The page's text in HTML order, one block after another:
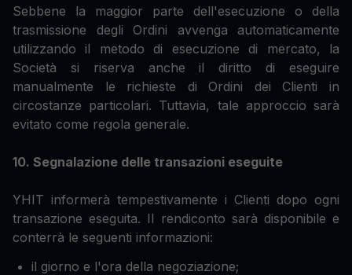
Sebbene la maggior parte dell'esecuzione o della
trasmissione degli Ordini avvenga automaticamente
utilizzando il metodo di esecuzione di mercato, la
Società si riserva anche il diritto di eseguire
manualmente le richieste di Ordini dei Clienti in
circostanze particolari. Tuttavia, tale approccio sarà
evitato come regola generale.
10. Segnalazione delle transazioni eseguite
YHIT informerà tempestivamente i Clienti dopo ogni
transazione eseguita. Il rendiconto sarà disponibile e
conterrà le seguenti informazioni:
il giorno e l'ora della negoziazione;